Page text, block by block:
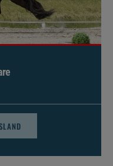
i djursjukvården –